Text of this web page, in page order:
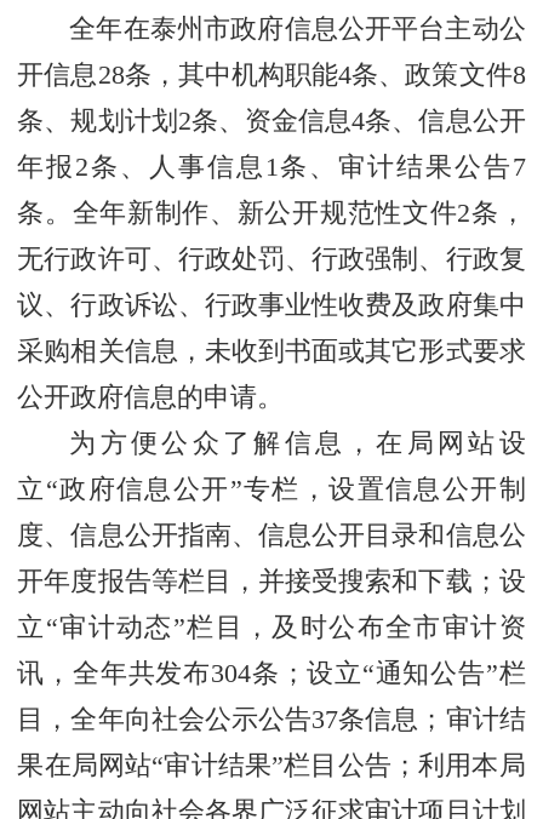
全年在泰州市政府信息公开平台主动公
开信息28条，其中机构职能4条、政策文件8
条、规划计划2条、资金信息4条、信息公开
年报2条、人事信息1条、审计结果公告7
条。全年新制作、新公开规范性文件2条，
无行政许可、行政处罚、行政强制、行政复
议、行政诉讼、行政事业性收费及政府集中
采购相关信息，未收到书面或其它形式要求
公开政府信息的申请。
为方便公众了解信息，在局网站设
立“政府信息公开”专栏，设置信息公开制
度、信息公开指南、信息公开目录和信息公
开年度报告等栏目，并接受搜索和下载；设
立“审计动态”栏目，及时公布全市审计资
讯，全年共发布304条；设立“通知公告”栏
目，全年向社会公示公告37条信息；审计结
果在局网站“审计结果”栏目公告；利用本局
网站主动向社会各界广泛征求审计项目计划